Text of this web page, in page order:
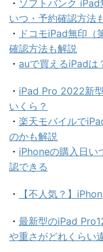
・ ソフトバンク
いつ・予約確認方法
・ ドコモiPad無印（
確認方法も解説
・ auで買えるiPadは
・ iPad Pro 2022新
いくら？
・ 楽天モバイルで
のかも解説
・ iPhoneの購入日い
認できる
・ 【不人気？】
・ 最新型のiPad
や重さがどれくらい